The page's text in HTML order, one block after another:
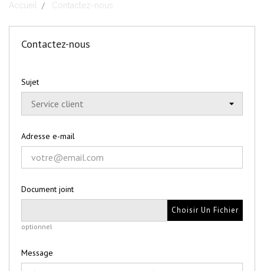
Accueil Contactez-nous
Contactez-nous
Sujet
Adresse e-mail
Document joint
Choisir Un Fichier
optionnel
Message